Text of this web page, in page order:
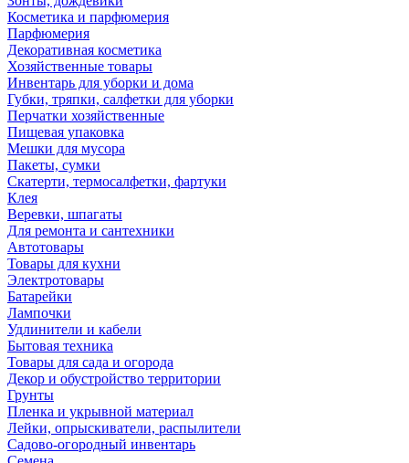
Косметика и парфюмерия
Парфюмерия
Декоративная косметика
Хозяйственные товары
Инвентарь для уборки и дома
Губки, тряпки, салфетки для уборки
Перчатки хозяйственные
Пищевая упаковка
Мешки для мусора
Пакеты, сумки
Скатерти, термосалфетки, фартуки
Клея
Веревки, шпагаты
Для ремонта и сантехники
Автотовары
Товары для кухни
Электротовары
Батарейки
Лампочки
Удлинители и кабели
Бытовая техника
Товары для сада и огорода
Декор и обустройство территории
Грунты
Пленка и укрывной материал
Лейки, опрыскиватели, распылители
Садово-огородный инвентарь